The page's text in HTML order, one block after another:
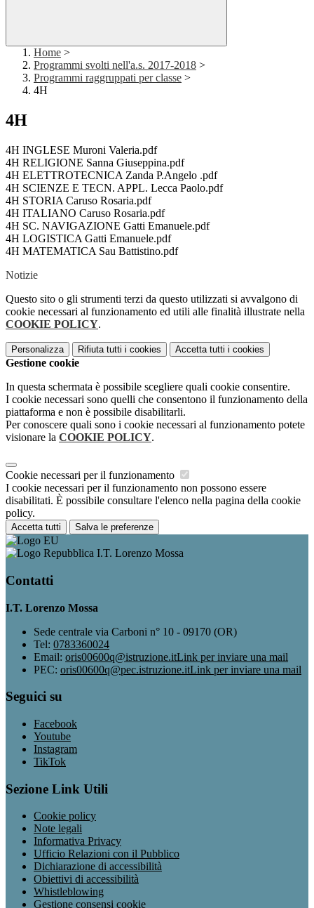
Home >
Programmi svolti nell'a.s. 2017-2018 >
Programmi raggruppati per classe >
4H
4H
4H INGLESE Muroni Valeria.pdf
4H RELIGIONE Sanna Giuseppina.pdf
4H ELETTROTECNICA Zanda P.Angelo .pdf
4H SCIENZE E TECN. APPL. Lecca Paolo.pdf
4H STORIA Caruso Rosaria.pdf
4H ITALIANO Caruso Rosaria.pdf
4H SC. NAVIGAZIONE Gatti Emanuele.pdf
4H LOGISTICA Gatti Emanuele.pdf
4H MATEMATICA Sau Battistino.pdf
Notizie
Questo sito o gli strumenti terzi da questo utilizzati si avvalgono di
cookie necessari al funzionamento ed utili alle finalità illustrate nella
COOKIE POLICY.
Personalizza Rifiuta tutti i cookies Accetta tutti i cookies
Gestione cookie
In questa schermata è possibile scegliere quali cookie consentire.
I cookie necessari sono quelli che consentono il funzionamento della
piattaforma e non è possibile disabilitarli.
Per conoscere quali sono i cookie necessari al funzionamento potete
visionare la COOKIE POLICY.
Cookie necessari per il funzionamento
I cookie necessari per il funzionamento non possono essere
disabilitati. È possibile consultare l'elenco nella pagina della cookie
policy.
Accetta tutti Salva le preferenze
I.T. Lorenzo Mossa
Contatti
I.T. Lorenzo Mossa
Sede centrale via Carboni n° 10 - 09170 (OR)
Tel: 0783360024
Email: oris00600q@istruzione.itLink per inviare una mail
PEC: oris00600q@pec.istruzione.itLink per inviare una mail
Seguici su
Facebook
Youtube
Instagram
TikTok
Sezione Link Utili
Cookie policy
Note legali
Informativa Privacy
Ufficio Relazioni con il Pubblico
Dichiarazione di accessibilità
Obiettivi di accessibilità
Whistleblowing
Gestione consensi cookie